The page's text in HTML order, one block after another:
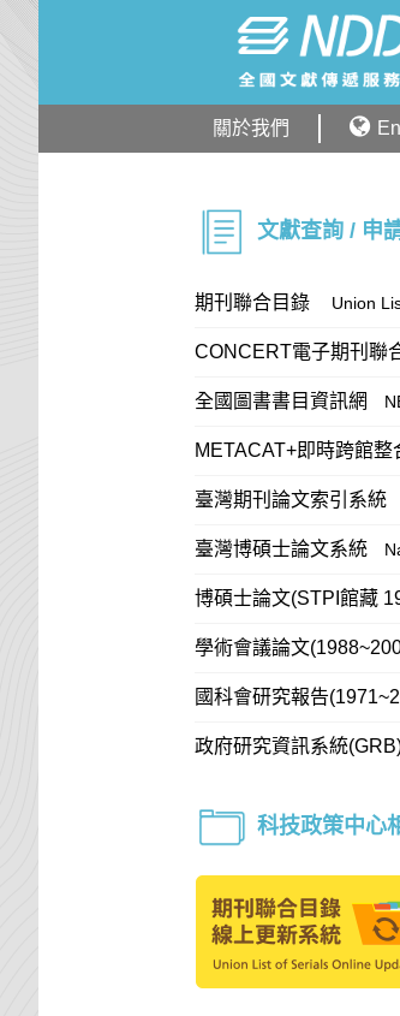
關於我們
文獻查詢 / 申
期刊聯合目錄 Union
CONCERT電子期刊聯
全國圖書書目資訊網
METACAT+即時跨館整
臺灣期刊論文索引系統
臺灣博碩士論文系統
博碩士論文(STPI館藏
學術會議論文
國科會研究報告
政府研究資訊系統
科技政策中心